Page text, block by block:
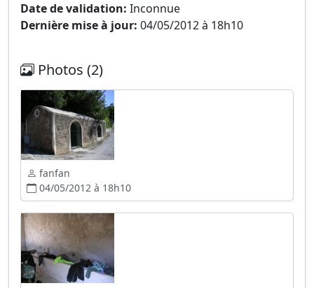
Date de validation: Inconnue
Dernière mise à jour: 04/05/2012 à 18h10
Photos (2)
fanfan
04/05/2012 à 18h10